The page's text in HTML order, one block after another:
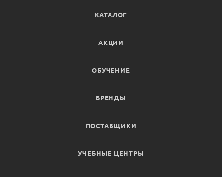
КАТАЛОГ
АКЦИИ
ОБУЧЕНИЕ
БРЕНДЫ
ПОСТАВЩИКИ
УЧЕБНЫЕ ЦЕНТРЫ